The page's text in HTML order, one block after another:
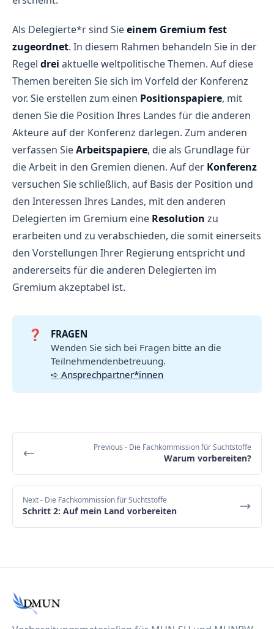
Als Delegierte*r sind Sieeinem Gremium fest
zugeordnet. In diesem Rahmen behandeln Sie in der
Regel drei aktuelle weltpolitische Themen. Auf diese
Themen bereiten Sie sich im Vorfeld der Konferenz
vor. Sie erstellen zum einen Positionspapiere, mit
denen Sie die Position Ihres Landes für die anderen
Akteure auf der Konferenz darlegen. Zum anderen
verfassen SieArbeitspapiere, die als Grundlage für
die Arbeit in den Gremien dienen. Auf der Konferenz
versuchen Sie schließlich, auf Basis der Position und
den Interessen Ihres Landes, mit den anderen
Delegierten im Gremium eine Resolution zu
erarbeiten und zu verabschieden, die somit einerseits
den Vorstellungen Ihrer Regierung entspricht und
andererseits für die anderen Delegierten im
Gremium akzeptabel ist.
❓
FRAGEN
Wenden Sie sich bei Fragen bitte an die
Teilnehmendenbetreuung.
➪ Ansprechpartner*innen
Previous - Die Fachkommission für Suchtstoffe
Warum vorbereiten?
Next- Die Fachkommission für Suchtstoffe
Schritt 2: Auf mein Land vorbereiten